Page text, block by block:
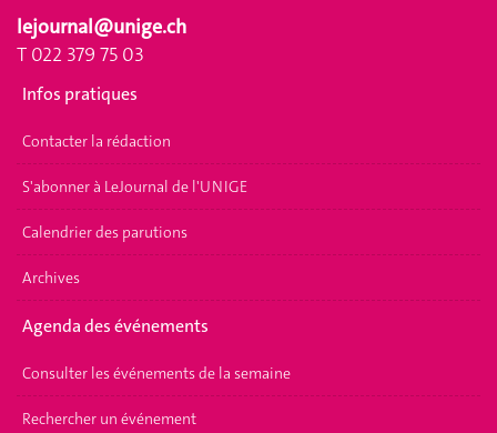
lejournal@unige.ch
T 022 379 75 03
Infos pratiques
Contacter la rédaction
S'abonner à LeJournal de l'UNIGE
Calendrier des parutions
Archives
Agenda des événements
Consulter les événements de la semaine
Rechercher un événement